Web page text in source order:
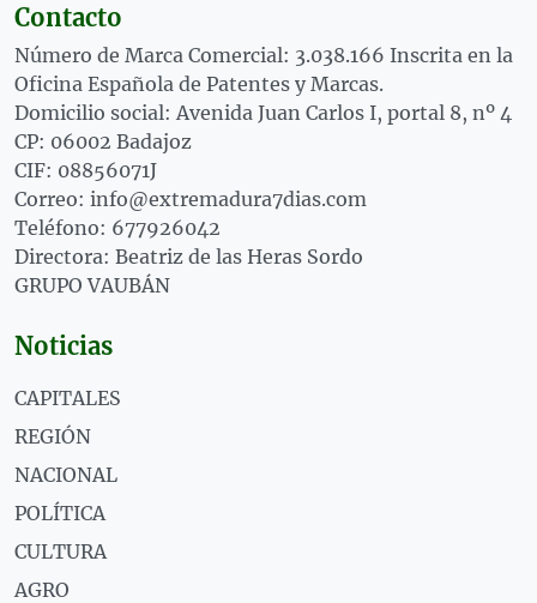
Contacto
Número de Marca Comercial: 3.038.166 Inscrita en la
Oficina Española de Patentes y Marcas.
Domicilio social: Avenida Juan Carlos I, portal 8, nº 4
CP: 06002 Badajoz
CIF: 08856071J
Correo: info@extremadura7dias.com
Teléfono: 677926042
Directora: Beatriz de las Heras Sordo
GRUPO VAUBÁN
Noticias
CAPITALES
REGIÓN
NACIONAL
POLÍTICA
CULTURA
AGRO